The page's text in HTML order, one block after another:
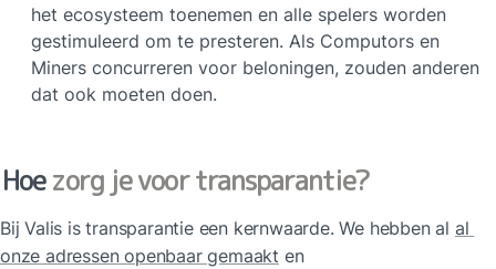
het ecosysteem toenemen en alle spelers worden
gestimuleerd om te presteren. Als Computors en
Miners concurreren voor beloningen, zouden anderen
dat ook moeten doen.
Hoe zorg je voor transparantie?
Bij Valis is transparantie een kernwaarde. We hebben al al
onze adressen openbaar gemaakt en